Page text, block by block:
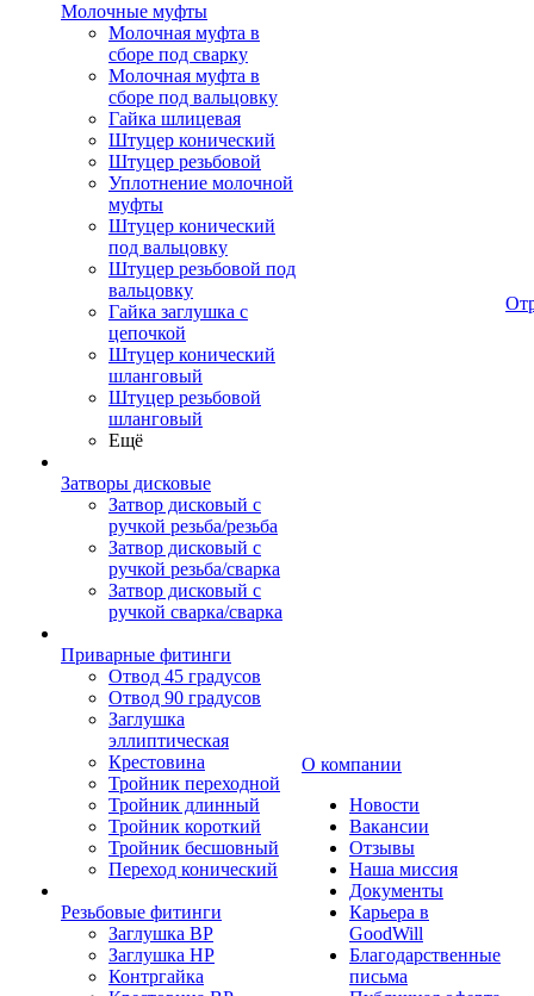
Молочные муфты
Молочная муфта в
сборе под сварку
Молочная муфта в
сборе под вальцовку
Гайка шлицевая
Штуцер конический
Штуцер резьбовой
Уплотнение молочной
муфты
Штуцер конический
под вальцовку
Штуцер резьбовой под
вальцовку
Гайка заглушка с
цепочкой
Штуцер конический
шланговый
Штуцер резьбовой
шланговый
Ещё
Затворы дисковые
Затвор дисковый с
ручкой резьба/резьба
Затвор дисковый с
ручкой резьба/сварка
Затвор дисковый с
ручкой сварка/сварка
Приварные фитинги
Отвод 45 градусов
Отвод 90 градусов
Заглушка
эллиптическая
Крестовина
Тройник переходной
Тройник длинный
Тройник короткий
Тройник бесшовный
Переход конический
Резьбовые фитинги
Заглушка ВР
Заглушка НР
Контргайка
О компании
Новости
Вакансии
Отзывы
Наша миссия
Документы
Карьера в
GoodWill
Благодарственные
письма